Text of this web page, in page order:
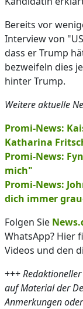
Bereits vor
Interview von
dass er Trump
bezweifeln dies
hinter Trump.
Weitere aktuelle
Promi-News:
Katharina
Promi-News:
mich"
Promi-News:
dich immer
Folgen Sie
WhatsApp? Hier
Videos und den
+++
auf Material der
Anmerkungen